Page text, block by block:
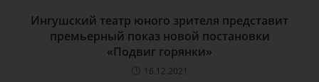
Ингушский театр юного зрителя представит
премьерный показ новой постановки
«Подвиг горянки»
16.12.2021